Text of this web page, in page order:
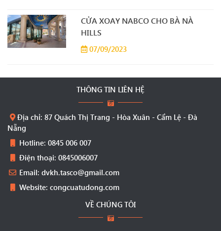
CỬA XOAY NABCO CHO BÀ NÀ
HILLS
07/09/2023
THÔNG TIN LIÊN HỆ
Địa chỉ: 87 Quách Thị Trang - Hòa Xuân - Cẩm Lệ - Đà
Nẵng
Hotline: 0845 006 007
Điện thoại: 0845006007
Email: dvkh.tasco@gmail.com
Website: congcuatudong.com
VỀ CHÚNG TÔI